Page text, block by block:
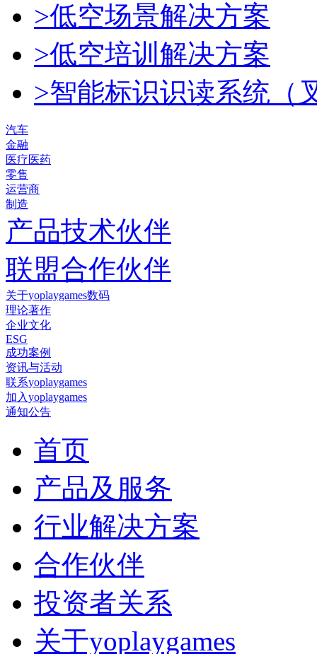
>低空场景解决方案
>低空培训解决方案
>智能标识识读系统（
汽车
金融
医疗医药
零售
运营商
制造
产品技术伙伴
联盟合作伙伴
关于yoplaygames数码
理论著作
企业文化
ESG
成功案例
资讯与活动
联系yoplaygames
加入yoplaygames
通知公告
首页
产品及服务
行业解决方案
合作伙伴
投资者关系
关于yoplaygames